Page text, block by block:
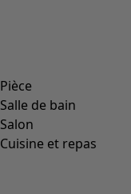
Pièce
Salle de bain
Salon
Cuisine et repas